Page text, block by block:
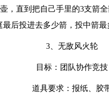
，直到把自己手里的3支箭
最后投进去多少箭，投中箭最
3、无敌风火轮
目标：团队协作竞技
道具要求：报纸、胶